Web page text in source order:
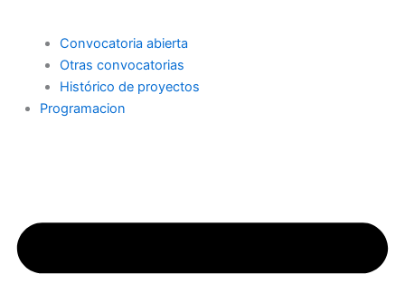
Convocatoria abierta
Otras convocatorias
Histórico de proyectos
Programacion